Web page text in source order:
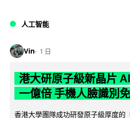
人工智能
Vin 1 日
港大研原子級新晶片
一億倍 手機人臉識別
香港大學團隊成功研發原子級厚度的